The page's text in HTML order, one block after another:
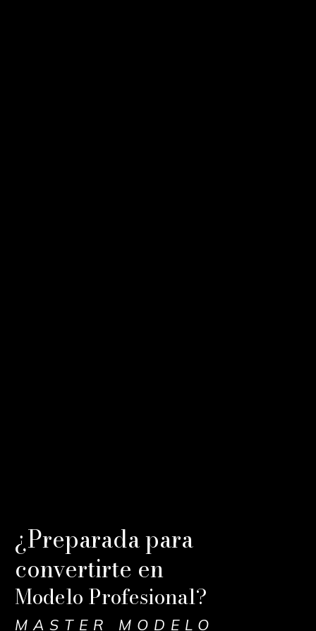
¿Preparada para
convertirte en
Modelo Profesional?
MASTER MODELO